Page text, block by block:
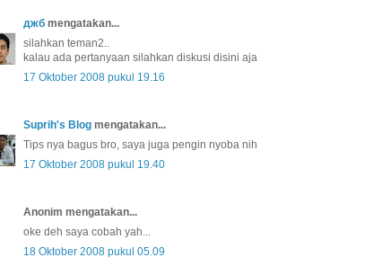
джб mengatakan...
silahkan teman2..
kalau ada pertanyaan silahkan diskusi disini aja
17 Oktober 2008 pukul 19.16
Suprih's Blog mengatakan...
Tips nya bagus bro, saya juga pengin nyoba nih
17 Oktober 2008 pukul 19.40
Anonim mengatakan...
oke deh saya cobah yah...
18 Oktober 2008 pukul 05.09